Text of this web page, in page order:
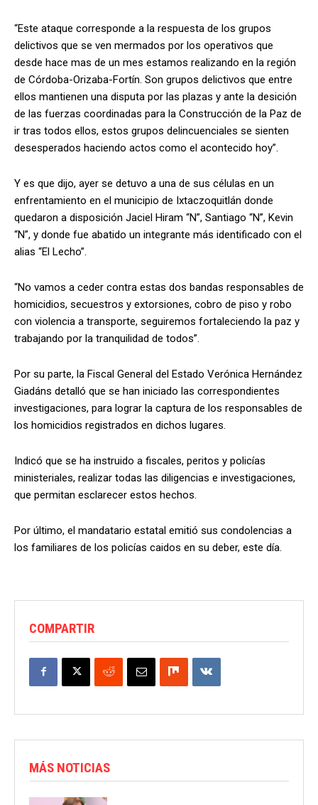
“Este ataque corresponde a la respuesta de los grupos
delictivos que se ven mermados por los operativos que
desde hace mas de un mes estamos realizando en la región
de Córdoba-Orizaba-Fortín. Son grupos delictivos que entre
ellos mantienen una disputa por las plazas y ante la desición
de las fuerzas coordinadas para la Construcción de la Paz de
ir tras todos ellos, estos grupos delincuenciales se sienten
desesperados haciendo actos como el acontecido hoy”.
Y es que dijo, ayer se detuvo a una de sus células en un
enfrentamiento en el municipio de Ixtaczoquitlán donde
quedaron a disposición Jaciel Hiram “N”, Santiago “N”, Kevin
“N”, y donde fue abatido un integrante más identificado con el
alias “El Lecho”.
“No vamos a ceder contra estas dos bandas responsables de
homicidios, secuestros y extorsiones, cobro de piso y robo
con violencia a transporte, seguiremos fortaleciendo la paz y
trabajando por la tranquilidad de todos”.
Por su parte, la Fiscal General del Estado Verónica Hernández
Giadáns detalló que se han iniciado las correspondientes
investigaciones, para lograr la captura de los responsables de
los homicidios registrados en dichos lugares.
Indicó que se ha instruido a fiscales, peritos y policías
ministeriales, realizar todas las diligencias e investigaciones,
que permitan esclarecer estos hechos.
Por último, el mandatario estatal emitió sus condolencias a
los familiares de los policías caidos en su deber, este día.
COMPARTIR
MÁS NOTICIAS